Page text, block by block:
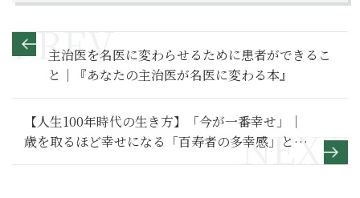
主治医を名医に変わらせるために患者ができるこ
と｜『あなたの主治医が名医に変わる本』
【人生100年時代の生き方】「今が一番幸せ」｜
歳を取るほど幸せになる「百寿者の多幸感」とは
【前編】